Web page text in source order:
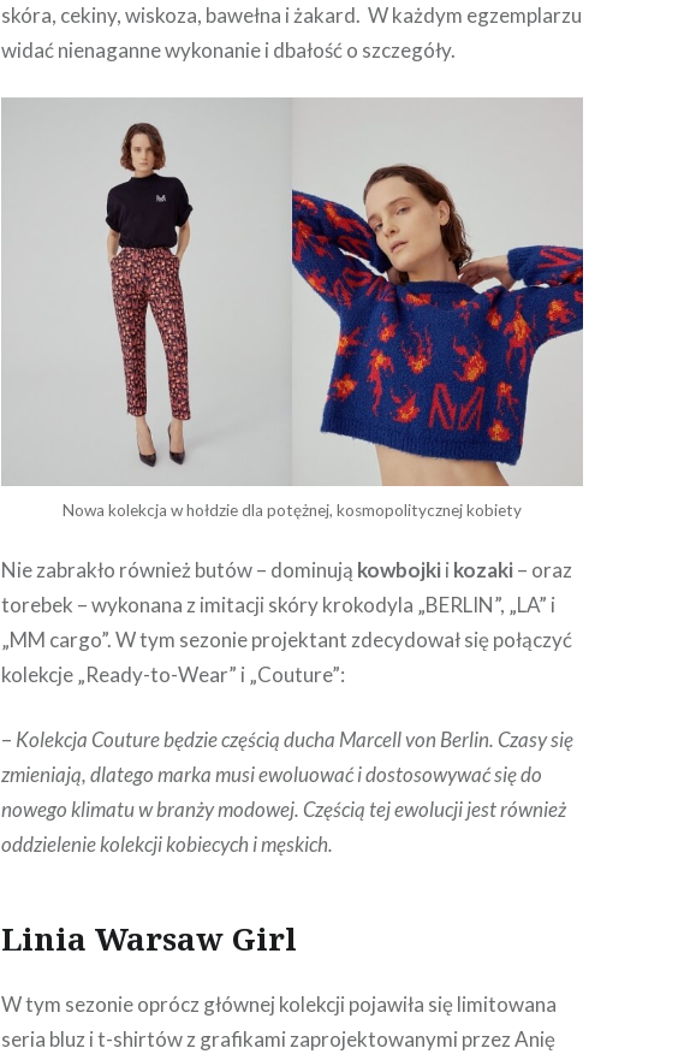
skóra, cekiny, wiskoza, bawełna i żakard. W każdym egzemplarzu
widać nienaganne wykonanie i dbałość o szczegóły.
Nowa kolekcja w hołdzie dla potężnej, kosmopolitycznej kobiety
Nie zabrakło również butów – dominują kowbojkii kozaki– oraz
torebek – wykonana z imitacji skóry krokodyla „BERLIN”, „LA” i
„MM cargo”. W tym sezonie projektant zdecydował się połączyć
kolekcje „Ready-to-Wear” i „Couture”:
– Kolekcja Couture będzie częścią ducha Marcell von Berlin. Czasy się
zmieniają, dlatego marka musi ewoluować i dostosowywać się do
nowego klimatu w branży modowej. Częścią tej ewolucji jest również
oddzielenie kolekcji kobiecych i męskich.
Linia Warsaw Girl
W tym sezonie oprócz głównej kolekcji pojawiła się limitowana
seria bluz i t-shirtów z grafikami zaprojektowanymi przez Anię